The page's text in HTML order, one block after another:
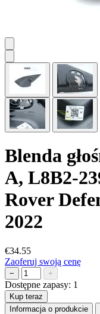
Blenda
A, L8B2-
Rover
2022
€34.55
Zaoferuj swoją cenę
− +
Dostępne zapasy: 1
Kup teraz
Informacja o produkcie